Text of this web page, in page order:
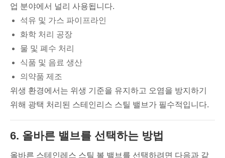
업 분야에서 널리 사용됩니다.
석유 및 가스 파이프라인
화학 처리 공장
물 및 폐수 처리
식품 및 음료 생산
의약품 제조
위생 환경에서는 위생 기준을 유지하고 오염을 방지하기
위해 광택 처리된 스테인리스 스틸 밸브가 필수적입니다.
6. 올바른 밸브를 선택하는 방법
올바른 스테인레스 스틸 볼 밸브를 선택하려면 다음과 같